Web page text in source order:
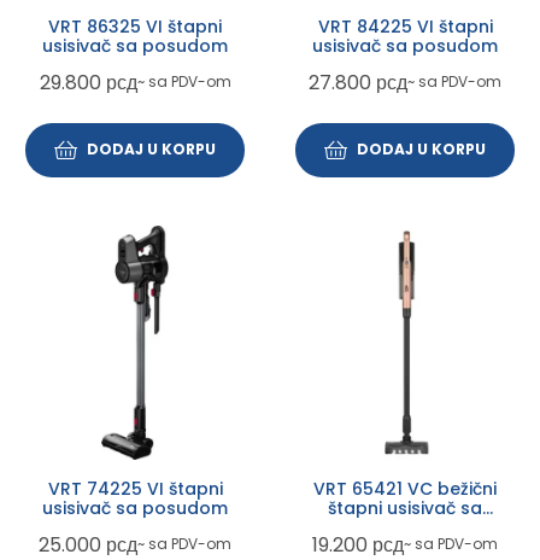
VRT 86325 VI štapni
usisivač sa posudom
29.800 рсд~ sa PDV-om
DODAJ U KORPU
VRT 84225 VI štapni
usisivač sa posudom
27.800 рсд~ sa PDV-om
DODAJ U KORPU
VRT 74225 VI štapni
usisivač sa posudom
25.000 рсд~ sa PDV-om
VRT 65421 VC bežični
štapni usisivač sa
19.200 рсд~ sa PDV-om